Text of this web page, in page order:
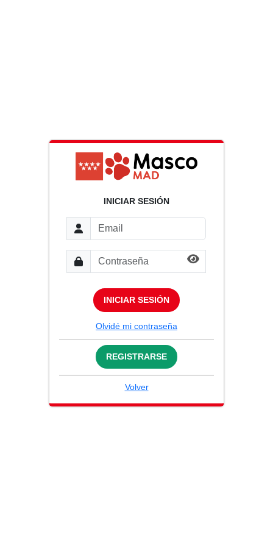
INICIAR SESIÓN
INICIAR SESIÓN
Olvidé mi contraseña
REGISTRARSE
Volver